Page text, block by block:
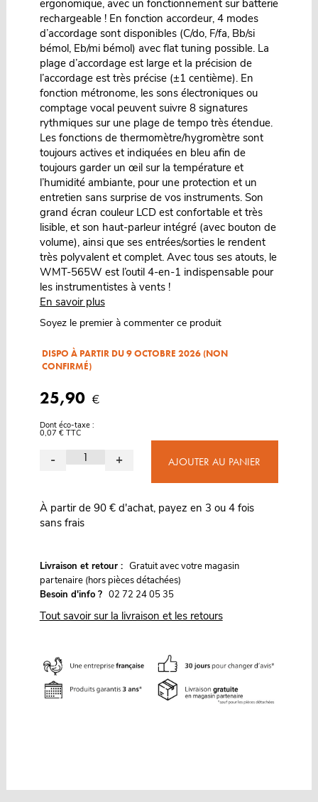
ergonomique, avec un fonctionnement sur batterie
rechargeable ! En fonction accordeur, 4 modes
d’accordage sont disponibles (C/do, F/fa, Bb/si
bémol, Eb/mi bémol) avec flat tuning possible. La
plage d’accordage est large et la précision de
l’accordage est très précise (±1 centième). En
fonction métronome, les sons électroniques ou
comptage vocal peuvent suivre 8 signatures
rythmiques sur une plage de tempo très étendue.
Les fonctions de thermomètre/hygromètre sont
toujours actives et indiquées en bleu afin de
toujours garder un œil sur la température et
l’humidité ambiante, pour une protection et un
entretien sans surprise de vos instruments. Son
grand écran couleur LCD est confortable et très
lisible, et son haut-parleur intégré (avec bouton de
volume), ainsi que ses entrées/sorties le rendent
très polyvalent et complet. Avec tous ses atouts, le
WMT-565W est l’outil 4-en-1 indispensable pour
les instrumentistes à vents !
En savoir plus
Soyez le premier à commenter ce produit
DISPO À PARTIR DU 9 OCTOBRE 2026 (NON
CONFIRMÉ)
25,90 €
Dont éco-taxe :
0,07 € TTC
- + AJOUTER AU PANIER
À partir de 90 € d'achat, payez en 3 ou 4 fois
sans frais
Livraison et retour : Gratuit avec votre magasin
partenaire (hors pièces détachées)
Besoin d'info ? 02 72 24 05 35
Tout savoir sur la livraison et les retours